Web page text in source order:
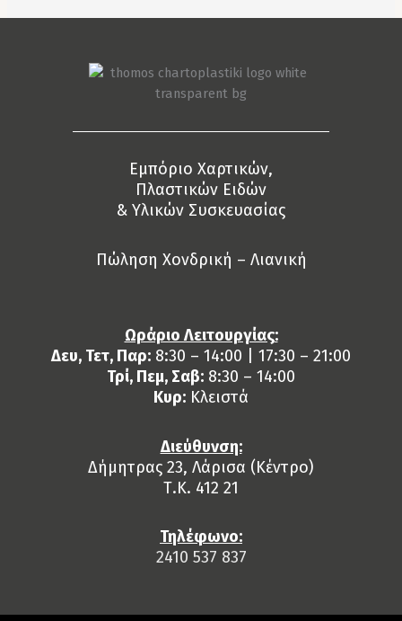
Eμπόριο Χαρτικών,
Πλαστικών Ειδών
& Yλικών Συσκευασίας
Πώληση Χονδρική – Λιανική
Ωράριο Λειτουργίας:
Δευ, Τετ, Παρ: 8:30 – 14:00 | 17:30 – 21:00
Τρί, Πεμ, Σαβ: 8:30 – 14:00
Κυρ: Κλειστά
Διεύθυνση:
Δήμητρας 23, Λάρισα (Κέντρο)
Τ.Κ. 412 21
Τηλέφωνο:
2410 537 837